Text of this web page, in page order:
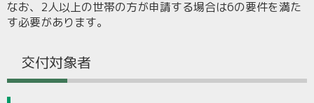
なお、2人以上の世帯の方が申請する場合は6の要件を満た
す必要があります。
交付対象者